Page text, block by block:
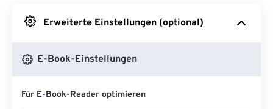
Erweiterte Einstellungen (optional)
E-Book-Einstellungen
Für E-Book-Reader optimieren